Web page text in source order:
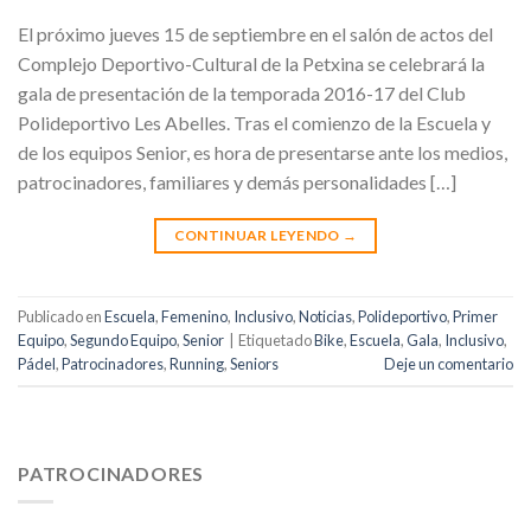
El próximo jueves 15 de septiembre en el salón de actos del
Complejo Deportivo-Cultural de la Petxina se celebrará la
gala de presentación de la temporada 2016-17 del Club
Polideportivo Les Abelles. Tras el comienzo de la Escuela y
de los equipos Senior, es hora de presentarse ante los medios,
patrocinadores, familiares y demás personalidades […]
CONTINUAR LEYENDO →
Publicado enEscuela,Femenino, Inclusivo,Noticias,Polideportivo,Primer
Equipo,Segundo Equipo,Senior EtiquetadoBike,Escuela,Gala, Inclusivo,
Pádel,Patrocinadores,Running,Seniors Deje un comentario
PATROCINADORES